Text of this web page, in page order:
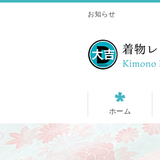
お知らせ
ホーム